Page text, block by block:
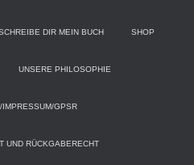
DIR MEIN BUCH SHOP
UNSERE PHILOSOPHIE
IMPRESSUM/GPSR
UND RÜCKGABERECHT